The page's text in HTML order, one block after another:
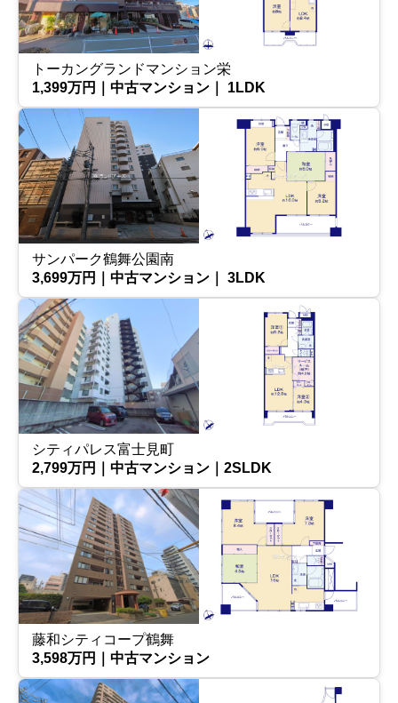
トーカングランドマンション栄
1,399万円｜中古マンション｜ 1LDK
サンパーク鶴舞公園南
3,699万円｜中古マンション｜ 3LDK
シティパレス富士見町
2,799万円｜中古マンション｜2SLDK
藤和シティコープ鶴舞
3,598万円｜中古マンション